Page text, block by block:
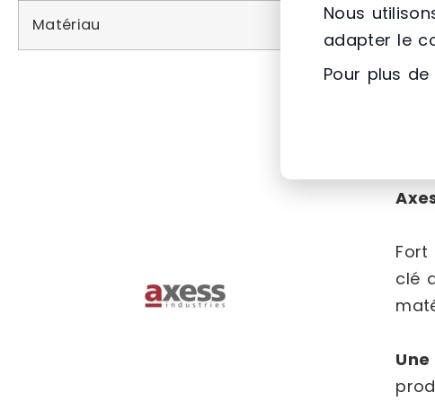
Matériau
À
Fort
clé
Nous
adapter le
Pour plus